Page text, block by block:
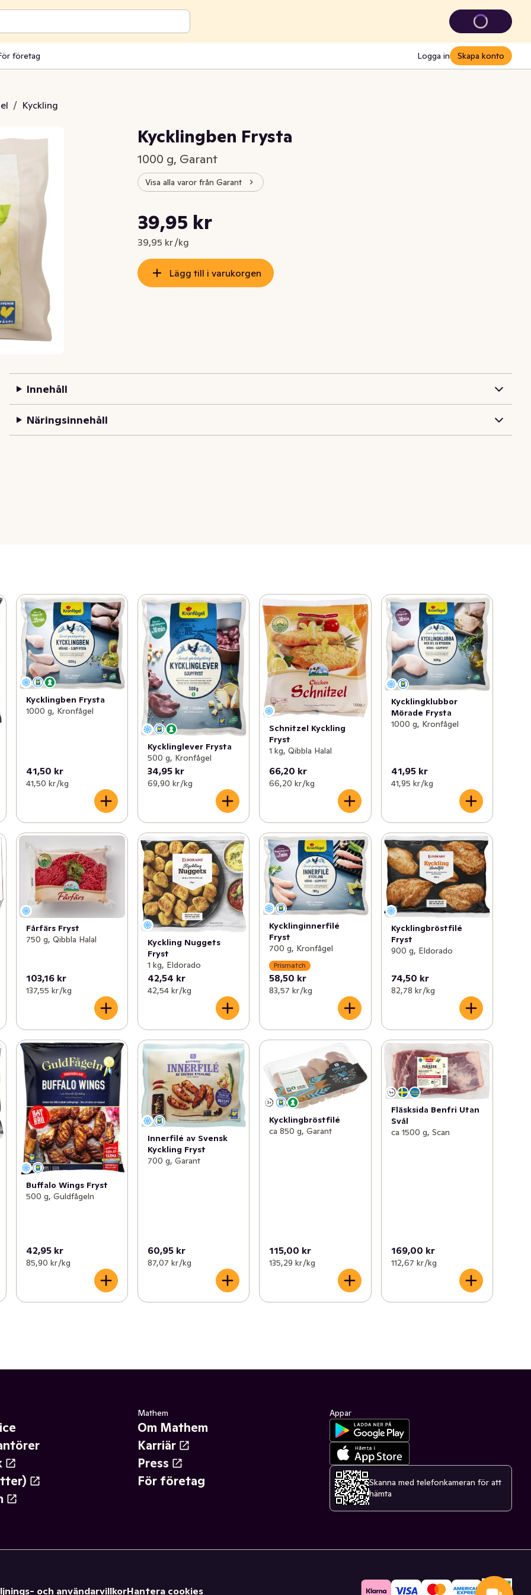
företag Logga in Skapa konto
/ Kyckling
Kycklingben Frysta
1000 g, Garant
Visa alla varor från Garant
Nuvarande pris är: 39,95 kr
39,95 kr
39,95 kr /kg
Styckpris: 39,95 kr /kg
Lägg till i varukorgen
Innehåll
Näringsinnehåll
Kycklingben Frysta
1000 g, Kronfågel
41,50 kr
41,50 kr /kg
Kycklinglever Frysta
500 g, Kronfågel
34,95 kr
69,90 kr /kg
Schnitzel Kyckling
Fryst
1 kg, Qibbla Halal
66,20 kr
66,20 kr /kg
Kycklingklubbor
Mörade Frysta
1000 g, Kronfågel
41,95 kr
41,95 kr /kg
Fårfärs Fryst
750 g, Qibbla Halal
103,16 kr
137,55 kr /kg
Kyckling Nuggets
Fryst
1 kg, Eldorado
42,54 kr
42,54 kr /kg
Kycklinginnerfilé
Fryst
700 g, Kronfågel
Prismatch
58,50 kr
83,57 kr /kg
Kycklingbröstfilé
Fryst
900 g, Eldorado
74,50 kr
82,78 kr /kg
Buffalo Wings Fryst
500 g, Guldfågeln
42,95 kr
85,90 kr /kg
Innerfilé av Svensk
Kyckling Fryst
700 g, Garant
60,95 kr
87,07 kr /kg
Kycklingbröstfilé
ca 850 g, Garant
115,00 kr
135,29 kr /kg
Fläsksida Benfri Utan
Svål
ca 1500 g, Scan
169,00 kr
112,67 kr /kg
Mathem
Om Mathem
Karriär
Press
För företag
Appar
Skanna med telefonkameran för att
hämta
och användarvillkorHantera cookies